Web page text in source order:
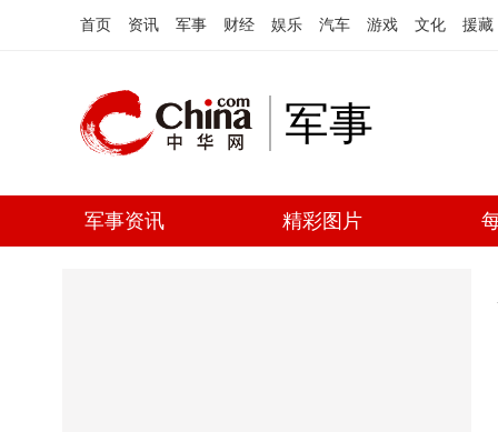
首页 资讯 军事 财经 娱乐 汽车 游戏 文化 援藏
军事
军事资讯 精彩图片